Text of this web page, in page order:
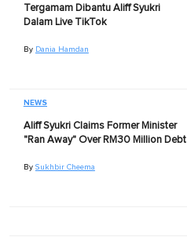
Tergamam Dibantu Aliff Syukri
Dalam Live TikTok
By Dania Hamdan
NEWS
Aliff Syukri Claims Former Minister
"Ran Away" Over RM30 Million Debt
By Sukhbir Cheema